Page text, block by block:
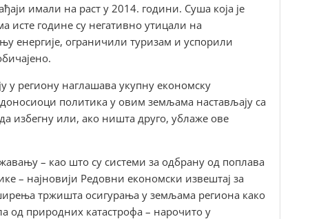
имали на раст у 2014. години. Суша која је
исте године су негативно утицали на
енергије, ограничили туризам и успорили
у региону наглашава укупну економску
политика у овим земљама настављају са
избегну или, ако ништа друго, ублаже ове
– као што су системи за одбрану од поплава
– најновији Редовни економски извештај за
тржишта осигурања у земљама региона како
од природних катастрофа – нарочито у